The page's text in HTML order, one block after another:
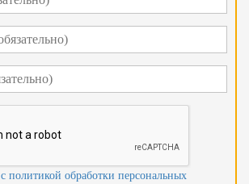
с политикой обработки персональных